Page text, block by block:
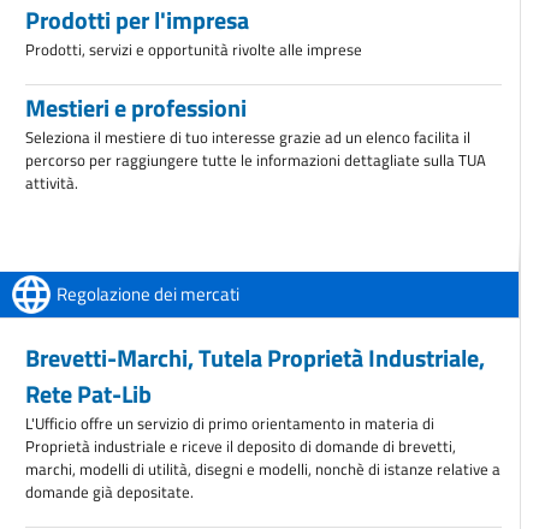
Prodotti per l'impresa
Prodotti, servizi e opportunità rivolte alle imprese
Mestieri e professioni
Seleziona il mestiere di tuo interesse grazie ad un elenco facilita il
percorso per raggiungere tutte le informazioni dettagliate sulla TUA
attività.
Regolazione dei mercati
Brevetti-Marchi, Tutela Proprietà Industriale,
Rete Pat-Lib
L'Ufficio offre un servizio di primo orientamento in materia di
Proprietà industriale e riceve il deposito di domande di brevetti,
marchi, modelli di utilità, disegni e modelli, nonchè di istanze relative a
domande già depositate.